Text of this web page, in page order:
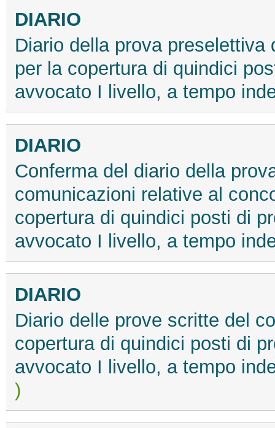
DIARIO
Diario della prova
per la copertura di quindici
avvocato I livello, a tempo
DIARIO
Conferma del diario della
comunicazioni relative al
copertura di quindici posti di
avvocato I livello, a tempo
DIARIO
Diario delle prove scritte del
copertura di quindici posti di
avvocato I livello, a tempo
)